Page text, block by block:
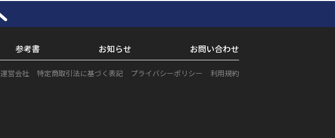
参考書 お知らせ お問い合わせ
運営会社 特定商取引法に基づく表記 プライバシーポリシー 利用規約